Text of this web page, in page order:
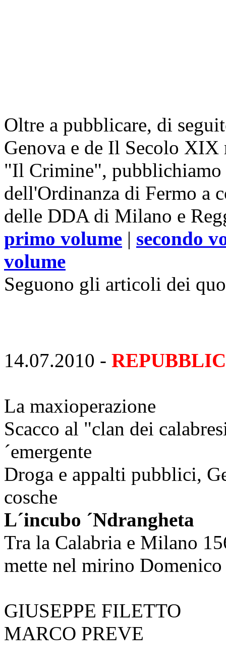
Oltre a pubblicare, di
Genova e de Il Secolo
"Il Crimine",
dell'Ordinanza di Fermo a
delle DDA di Milano e
primo volume | secondo
volume
Seguono gli articoli dei
14.07.2010 -
La maxioperazione
Scacco al "clan dei
´emergente
Droga e appalti pubblici,
cosche
L´incubo ´Ndrangheta
Tra la Calabria e Milano
mette nel mirino
GIUSEPPE FILETTO
MARCO PREVE